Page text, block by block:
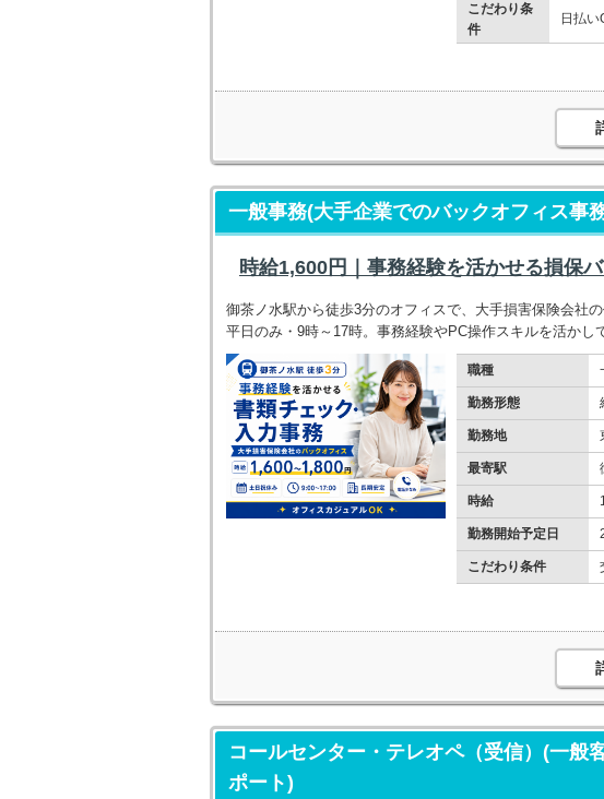
こだわり条
件
日払い
一般事務(大手企業でのバックオフィス事
時給1,600円｜事務経験を活かせる損保
御茶ノ水駅から徒歩3分のオフィスで、大手損害保険会社
平日のみ・9時～17時。事務経験やPC操作スキルを活かし
職種
勤務形態
勤務地
最寄駅
時給
勤務開始予定日
こだわり条件
コールセンター・テレオペ（受信）(一般
ポート)